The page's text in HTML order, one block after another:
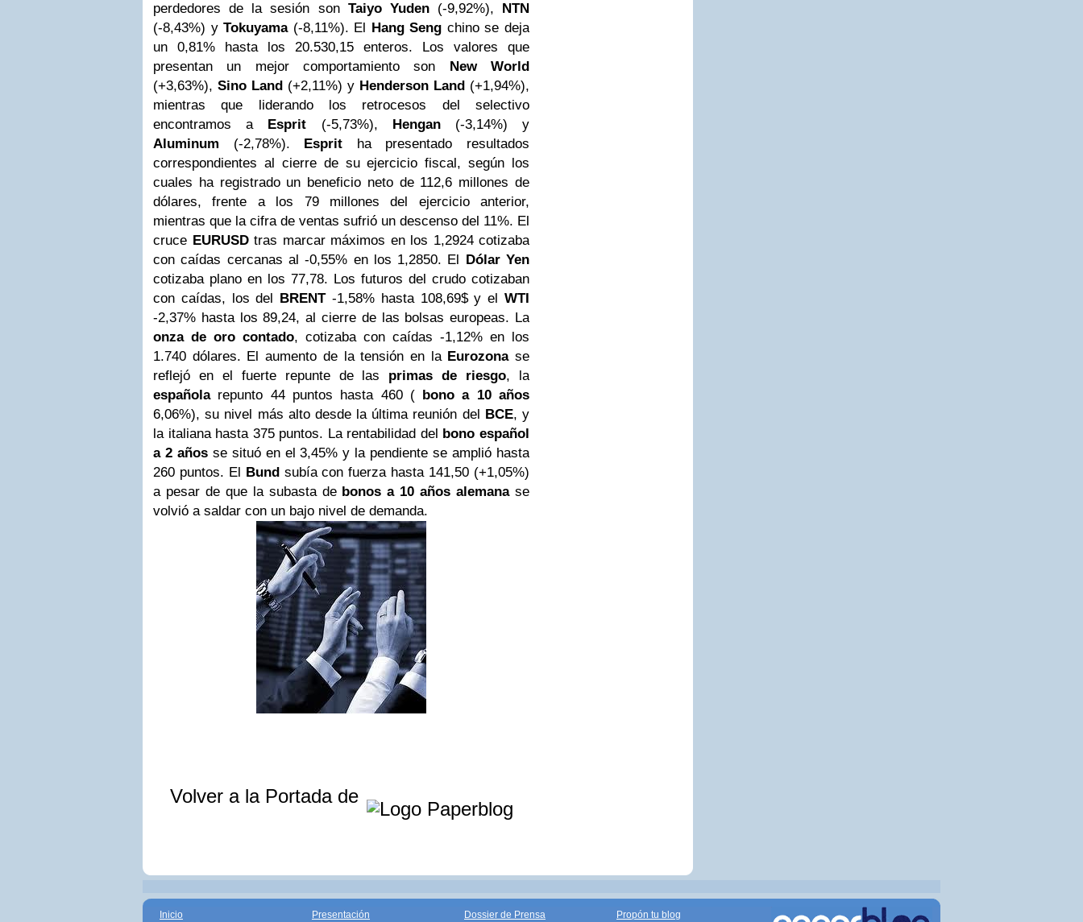
perdedores de la sesión son Taiyo Yuden(-9,92%), NTN
(-8,43%) yTokuyama(-8,11%). El Hang Seng chino se deja
un 0,81% hasta los 20.530,15 enteros. Los valores que
presentan un mejor comportamiento son New World
(+3,63%), Sino Land (+2,11%) y Henderson Land (+1,94%),
mientras que liderando los retrocesos del selectivo
encontramos a Esprit (-5,73%), Hengan(-3,14%) y
Aluminum (-2,78%). Esprit ha presentado resultados
correspondientes al cierre de su ejercicio fiscal, según los
cuales ha registrado un beneficio neto de 112,6 millones de
dólares, frente a los 79 millones del ejercicio anterior,
mientras que la cifra de ventas sufrió un descenso del 11%. El
cruce EURUSDtras marcar máximos en los 1,2924 cotizaba
con caídas cercanas al -0,55% en los 1,2850. El Dólar Yen
cotizaba plano en los 77,78. Los futuros del crudo cotizaban
con caídas, los del BRENT-1,58% hasta 108,69$ y elWTI
-2,37% hasta los 89,24, al cierre de las bolsas europeas. La
onza de oro contado, cotizaba con caídas -1,12% en los
1.740 dólares. El aumento de la tensión en la Eurozonase
reflejó en el fuerte repunte de las primas de riesgo, la
españolarepunto 44 puntos hasta 460 ( bono a 10 años
6,06%), su nivel más alto desde la última reunión del BCE, y
la italiana hasta 375 puntos. La rentabilidad del bono español
a 2 años se situó en el 3,45% y la pendiente se amplió hasta
260 puntos. El Bund subía con fuerza hasta 141,50 (+1,05%)
a pesar de que la subasta de bonos a 10 años alemanase
volvió a saldar con un bajo nivel de demanda.
Volver a la Portada de
Inicio Presentación Dossier de Prensa Propón tu blog